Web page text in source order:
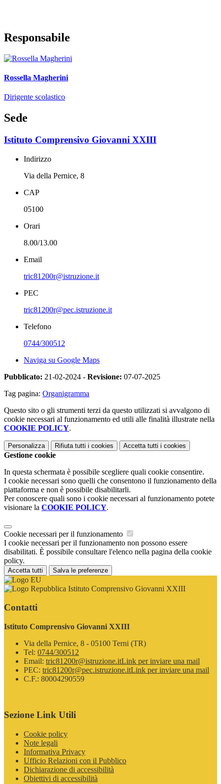
Responsabile
Rossella Magherini
Dirigente scolastico
Sede
Istituto Comprensivo Giovanni XXIII
Indirizzo
Via della Pernice, 8
CAP
05100
Orari
8.00/13.00
Email
tric81200r@istruzione.it
PEC
tric81200r@pec.istruzione.it
Telefono
0744/300512
Naviga su Google Maps
Pubblicato: 21-02-2024 - Revisione: 07-07-2025
Tag pagina: Organigramma
Questo sito o gli strumenti terzi da questo utilizzati si avvalgono di
cookie necessari al funzionamento ed utili alle finalità illustrate nella
COOKIE POLICY.
Personalizza Rifiuta tutti i cookies Accetta tutti i cookies
Gestione cookie
In questa schermata è possibile scegliere quali cookie consentire.
I cookie necessari sono quelli che consentono il funzionamento della
piattaforma e non è possibile disabilitarli.
Per conoscere quali sono i cookie necessari al funzionamento potete
visionare la COOKIE POLICY.
Cookie necessari per il funzionamento
I cookie necessari per il funzionamento non possono essere
disabilitati. È possibile consultare l'elenco nella pagina della cookie
policy.
Accetta tutti Salva le preferenze
Istituto Comprensivo Giovanni XXIII
Contatti
Istituto Comprensivo Giovanni XXIII
Via della Pernice, 8 - 05100 Terni (TR)
Tel: 0744/300512
Email: tric81200r@istruzione.itLink per inviare una mail
PEC: tric81200r@pec.istruzione.itLink per inviare una mail
C.F.: 80004290559
Sezione Link Utili
Cookie policy
Note legali
Informativa Privacy
Ufficio Relazioni con il Pubblico
Dichiarazione di accessibilità
Obiettivi di accessibilità